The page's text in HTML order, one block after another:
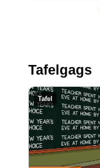
Tafelgags
Tafel